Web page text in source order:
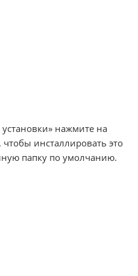
нажмите на
чтобы инсталлировать это
папку по умолчанию.